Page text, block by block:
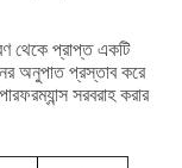
থেকে প্রাপ্ত একটি
অনুপাত প্রস্তাব করে
সরবরাহ করার